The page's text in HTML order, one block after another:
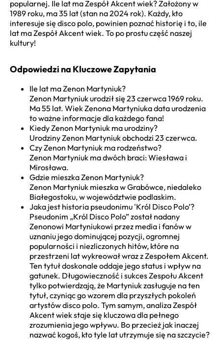
popularnej. Ile lat ma Zespół Akcent wiek? Założony w
1989 roku, ma 35 lat (stan na 2024 rok). Każdy, kto
interesuje się disco polo, powinien poznać historię i to, ile
lat ma Zespół Akcent wiek. To po prostu część naszej
kultury!
Odpowiedzi na Kluczowe Zapytania
Ile lat ma Zenon Martyniuk?
Zenon Martyniuk urodził się 23 czerwca 1969 roku.
Ma 55 lat. Wiek Zenona Martyniuka data urodzenia
to ważne informacje dla każdego fana!
Kiedy Zenon Martyniuk ma urodziny?
Urodziny Zenon Martyniuk obchodzi 23 czerwca.
Czy Zenon Martyniuk ma rodzeństwo?
Zenon Martyniuk ma dwóch braci: Wiesława i
Mirosława.
Gdzie mieszka Zenon Martyniuk?
Zenon Martyniuk mieszka w Grabówce, niedaleko
Białegostoku, w województwie podlaskim.
Jaka jest historia pseudonimu 'Król Disco Polo’?
Pseudonim „Król Disco Polo” został nadany
Zenonowi Martyniukowi przez media i fanów w
uznaniu jego dominującej pozycji, ogromnej
popularności i niezliczonych hitów, które na
przestrzeni lat wykreował wraz z Zespołem Akcent.
Ten tytuł doskonale oddaje jego status i wpływ na
gatunek. Długowieczność i sukces Zespołu Akcent
tylko potwierdzają, że Martyniuk zasługuje na ten
tytuł, czyniąc go wzorem dla przyszłych pokoleń
artystów disco polo. Tym samym, analiza Zespół
Akcent wiek staje się kluczowa dla pełnego
zrozumienia jego wpływu. Bo przecież jak inaczej
nazwać kogoś, kto tyle lat utrzymuje się na szczycie?